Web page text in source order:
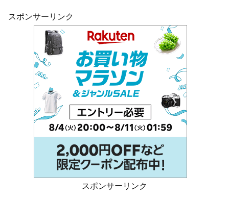
スポンサーリンク
スポンサーリンク